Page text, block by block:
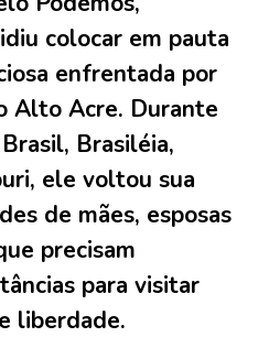
colocar em pauta
enfrentada por
Alto Acre. Durante
Brasiléia,
ele voltou sua
de mães, esposas
precisam
para visitar
liberdade.